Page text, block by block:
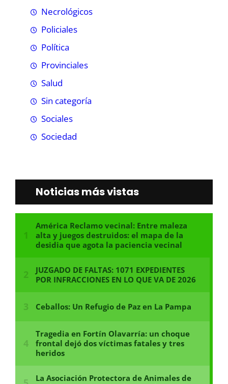
Necrológicos
Policiales
Política
Provinciales
Salud
Sin categoría
Sociales
Sociedad
Noticias más vistas